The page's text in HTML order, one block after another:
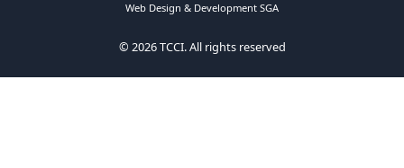
Web Design & Development SGA
© 2026 TCCI. All rights reserved